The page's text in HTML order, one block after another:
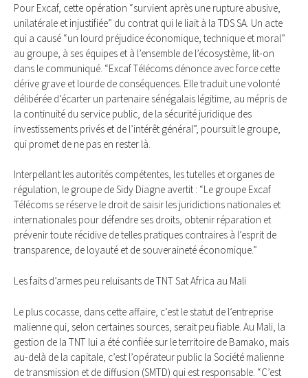
Pour Excaf, cette opération “survient après une rupture abusive,
unilatérale et injustifiée” du contrat qui le liait à la TDS SA. Un acte
qui a causé “un lourd préjudice économique, technique et moral”
au groupe, à ses équipes et à l’ensemble de l’écosystème, lit-on
dans le communiqué. “Excaf Télécoms dénonce avec force cette
dérive grave et lourde de conséquences. Elle traduit une volonté
délibérée d’écarter un partenaire sénégalais légitime, au mépris de
la continuité du service public, de la sécurité juridique des
investissements privés et de l’intérêt général”, poursuit le groupe,
qui promet de ne pas en rester là.
Interpellant les autorités compétentes, les tutelles et organes de
régulation, le groupe de Sidy Diagne avertit : “Le groupe Excaf
Télécoms se réserve le droit de saisir les juridictions nationales et
internationales pour défendre ses droits, obtenir réparation et
prévenir toute récidive de telles pratiques contraires à l’esprit de
transparence, de loyauté et de souveraineté économique.”
Les faits d’armes peu reluisants de TNT Sat Africa au Mali
Le plus cocasse, dans cette affaire, c’est le statut de l’entreprise
malienne qui, selon certaines sources, serait peu fiable. Au Mali, la
gestion de la TNT lui a été confiée sur le territoire de Bamako, mais
au-delà de la capitale, c’est l’opérateur public la Société malienne
de transmission et de diffusion (SMTD) qui est responsable. “C’est